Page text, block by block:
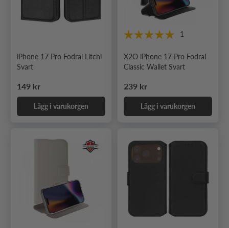
iPhone 17 Pro Fodral Litchi
Svart
Ordinarie pris
149 kr
Lägg i varukorgen
1
X2O iPhone 17 Pro Fodral
Classic Wallet Svart
Ordinarie pris
239 kr
Lägg i varukorgen